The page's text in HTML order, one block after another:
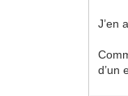
J’en
d’un